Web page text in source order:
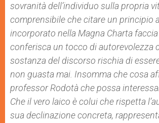
sovranità dell’individuo sulla propria
comprensibile che citare un principio
incorporato nella Magna Charta
conferisca un tocco di autorevolezza
sostanza del discorso rischia di
non guasta mai. Insomma che cosa
professor Rodotà che possa
Che il vero laico è colui che rispetta
sua declinazione concreta,